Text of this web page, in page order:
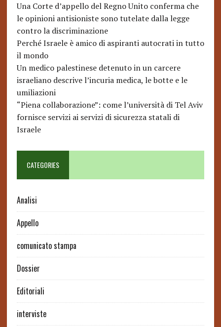
Una Corte d’appello del Regno Unito conferma che
le opinioni antisioniste sono tutelate dalla legge
contro la discriminazione
Perché Israele è amico di aspiranti autocrati in tutto
il mondo
Un medico palestinese detenuto in un carcere
israeliano descrive l’incuria medica, le botte e le
umiliazioni
“Piena collaborazione”: come l’università di Tel Aviv
fornisce servizi ai servizi di sicurezza statali di
Israele
CATEGORIES
Analisi
Appello
comunicato stampa
Dossier
Editoriali
interviste